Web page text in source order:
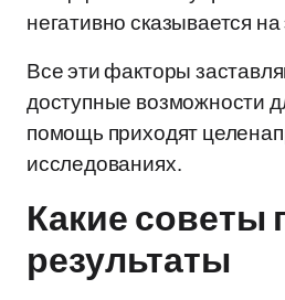
негативно сказывается на
Все эти факторы
доступные возможности
помощь приходят
исследованиях.
Какие советы
результаты